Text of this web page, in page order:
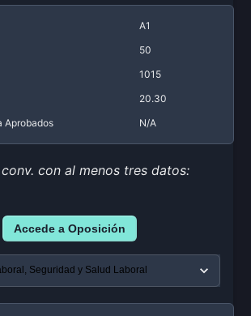
A1
50
1015
20.30
Aprobados
N/A
con al menos tres datos:
Accede a Oposición